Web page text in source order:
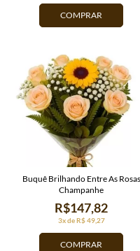
COMPRAR
COMPRAR
3x de R$ 49,27
R$147,82
Buquê Brilhando Entre As Rosas
Champanhe